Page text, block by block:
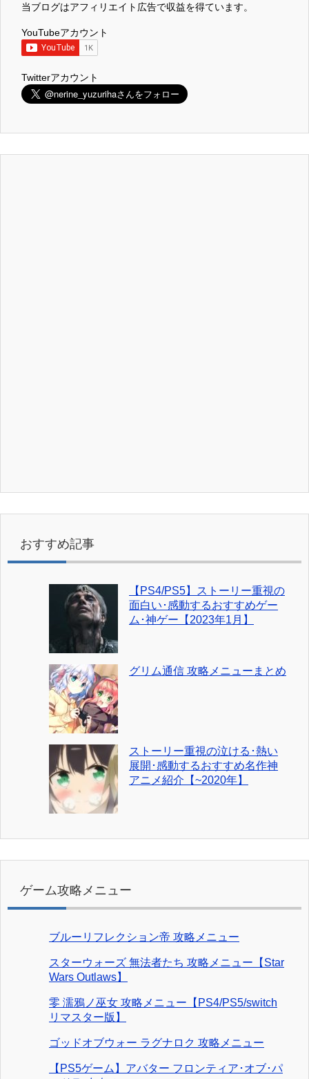
当ブログはアフィリエイト広告で収益を得ています。
YouTubeアカウント
Twitterアカウント
おすすめ記事
【PS4/PS5】ストーリー重視の
面白い･感動するおすすめゲー
ム･神ゲー【2023年1月】
グリム通信 攻略メニューまとめ
ストーリー重視の泣ける･熱い
展開･感動するおすすめ名作神
アニメ紹介【~2020年】
ゲーム攻略メニュー
ブルーリフレクション帝 攻略メニュー
スターウォーズ 無法者たち 攻略メニュー【Star
Wars Outlaws】
零 濡鴉ノ巫女 攻略メニュー【PS4/PS5/switch
リマスター版】
ゴッドオブウォー ラグナロク 攻略メニュー
【PS5ゲーム】アバター フロンティア･オブ･パ